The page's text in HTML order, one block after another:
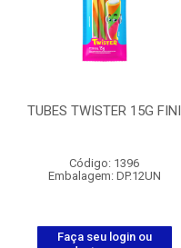
TUBES TWISTER 15G FINI
Código: 1396
Embalagem: DP.12UN
Faça seu login ou